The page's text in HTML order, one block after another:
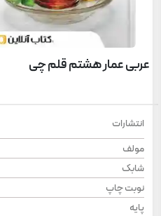
عربی عمار هشتم قلم چی
انتشارات
مولف
شابک
نوبت چاپ
پایه